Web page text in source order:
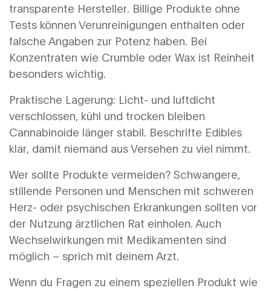
transparente Hersteller. Billige Produkte ohne
Tests können Verunreinigungen enthalten oder
falsche Angaben zur Potenz haben. Bei
Konzentraten wie Crumble oder Wax ist Reinheit
besonders wichtig.
Praktische Lagerung: Licht- und luftdicht
verschlossen, kühl und trocken bleiben
Cannabinoide länger stabil. Beschrifte Edibles
klar, damit niemand aus Versehen zu viel nimmt.
Wer sollte Produkte vermeiden? Schwangere,
stillende Personen und Menschen mit schweren
Herz- oder psychischen Erkrankungen sollten vor
der Nutzung ärztlichen Rat einholen. Auch
Wechselwirkungen mit Medikamenten sind
möglich – sprich mit deinem Arzt.
Wenn du Fragen zu einem speziellen Produkt wie